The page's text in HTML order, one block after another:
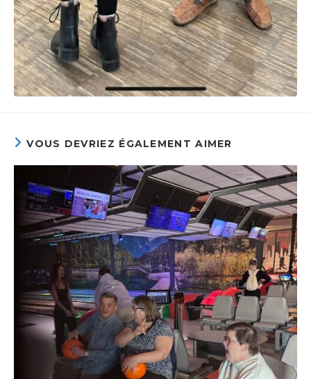
VOUS DEVRIEZ ÉGALEMENT AIMER